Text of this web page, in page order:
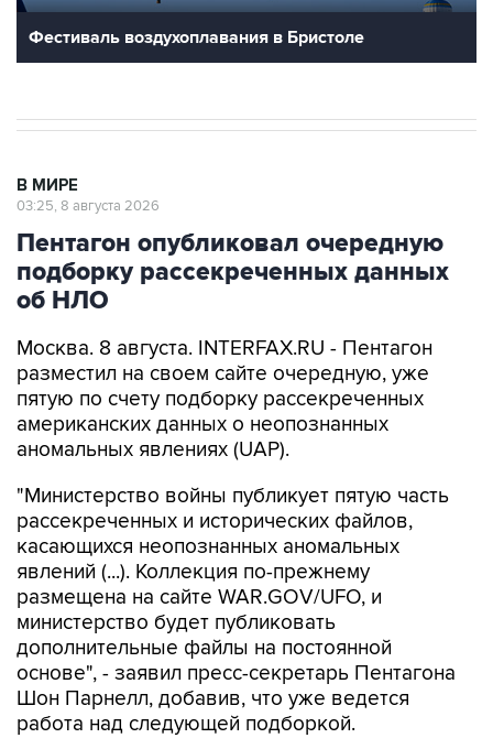
Фестиваль воздухоплавания в Бристоле
В МИРЕ
03:25, 8 августа 2026
Пентагон опубликовал очередную
подборку рассекреченных данных
об НЛО
Москва. 8 августа. INTERFAX.RU - Пентагон
разместил на своем сайте очередную, уже
пятую по счету подборку рассекреченных
американских данных о неопознанных
аномальных явлениях (UAP).
"Министерство войны публикует пятую часть
рассекреченных и исторических файлов,
касающихся неопознанных аномальных
явлений (...). Коллекция по-прежнему
размещена на сайте WAR.GOV/UFO, и
министерство будет публиковать
дополнительные файлы на постоянной
основе", - заявил пресс-секретарь Пентагона
Шон Парнелл, добавив, что уже ведется
работа над следующей подборкой.